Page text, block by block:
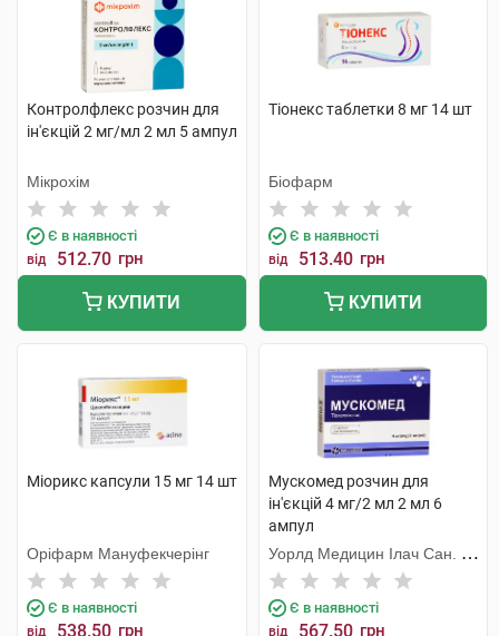
Контролфлекс розчин для
ін'єкцій 2 мг/мл 2 мл 5 ампул
Мікрохім
Є в наявності
від 512.70 грн
КУПИТИ
Тіонекс таблетки 8 мг 14 шт
Біофарм
Є в наявності
від 513.40 грн
КУПИТИ
Міорикс капсули 15 мг 14 шт
Оріфарм Мануфекчерінг
Є в наявності
від 538.50 грн
Мускомед розчин для
ін'єкцій 4 мг/2 мл 2 мл 6
ампул
Уорлд Медицин Ілач Сан. Ве
Тідж
Є в наявності
від 567.50 грн